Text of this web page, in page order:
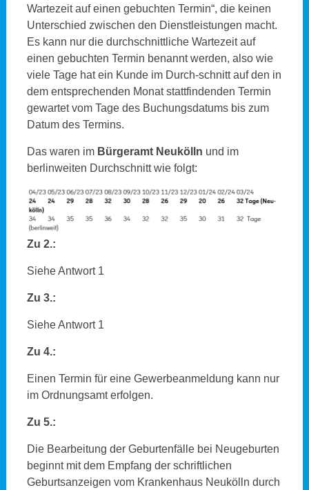
Wartezeit auf einen gebuchten Termin“, die keinen
Unterschied zwischen den Dienstleistungen macht.
Es kann nur die durchschnittliche Wartezeit auf
einen gebuchten Termin benannt werden, also wie
viele Tage hat ein Kunde im Durch-schnitt auf den in
dem entsprechenden Monat stattfindenden Termin
gewartet vom Tage des Buchungsdatums bis zum
Datum des Termins.
Das waren im Bürgeramt Neukölln und im
berlinweiten Durchschnitt wie folgt:
Zu 2.:
Siehe Antwort 1
Zu 3.:
Siehe Antwort 1
Zu 4.:
Einen Termin für eine Gewerbeanmeldung kann nur
im Ordnungsamt erfolgen.
Zu 5.:
Die Bearbeitung der Geburtenfälle bei Neugeburten
beginnt mit dem Empfang der schriftlichen
Geburtsanzeigen vom Krankenhaus Neukölln durch